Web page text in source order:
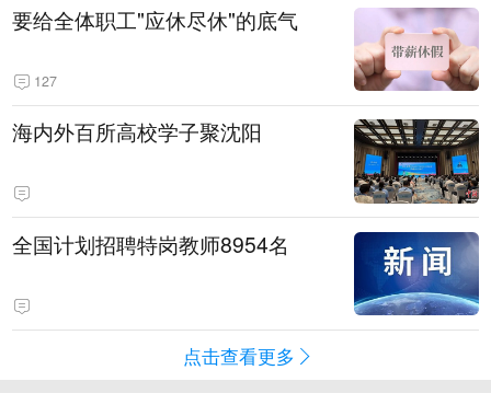
要给全体职工"应休尽休"的底气
127
海内外百所高校学子聚沈阳
全国计划招聘特岗教师8954名
点击查看更多